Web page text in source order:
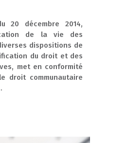
20 décembre 2014,
de la vie des
dispositions de
du droit et des
met en conformité
droit communautaire